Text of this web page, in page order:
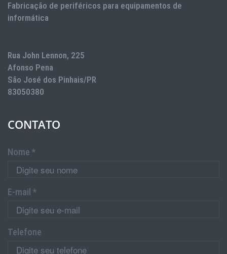
Fabricação de periféricos para equipamentos de
informática
Rua John Lennon, 225
Afonso Pena
São José dos Pinhais/PR
83050380
CONTATO
Nome *
E-mail *
Telefone